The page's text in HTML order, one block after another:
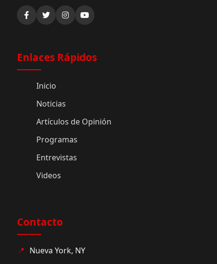
Enlaces Rápidos
Inicio
Noticias
Artículos de Opinión
Programas
Entrevistas
Videos
Contacto
📍 Nueva York, NY